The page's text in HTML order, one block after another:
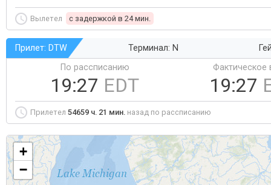
Вылетел c задержкой в 24 мин.
Прилет: DTW Терминал: N
По рассписанию
19:27 EDT
Фактическое
19:27
Прилетел 54659 ч. 21 мин. назад по рассписанию
+
−